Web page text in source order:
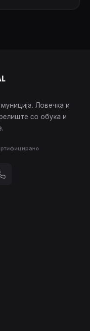
Ловечка и
со обука и